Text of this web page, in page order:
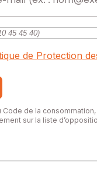
de Protection
Code de la
sur la liste